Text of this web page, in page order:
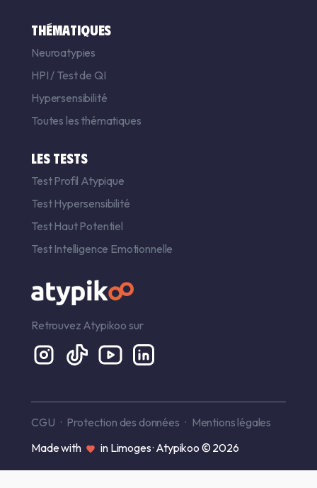
THÉMATIQUES
Neuroatypies
HPI / Test de QI
Hypersensibilité
Toutes les thématiques
LES TESTS
Test Profil Atypique
Test Hypersensibilité
Test Haut Potentiel
Test Intelligence Emotionnelle
Retrouvez Atypikoo sur
CGU Protection des données
Mentions légales
Made with
in Limoges · Atypikoo © 2026